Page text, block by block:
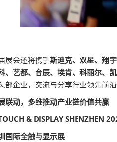
展会还将携手斯迪克、双星、翔
、艺都、台辰、埃肯、科丽尔、
部企业，交流与分享行业领先前
联动，多维推动产业链价值共赢
& DISPLAY SHENZHEN
国际全触与显示展